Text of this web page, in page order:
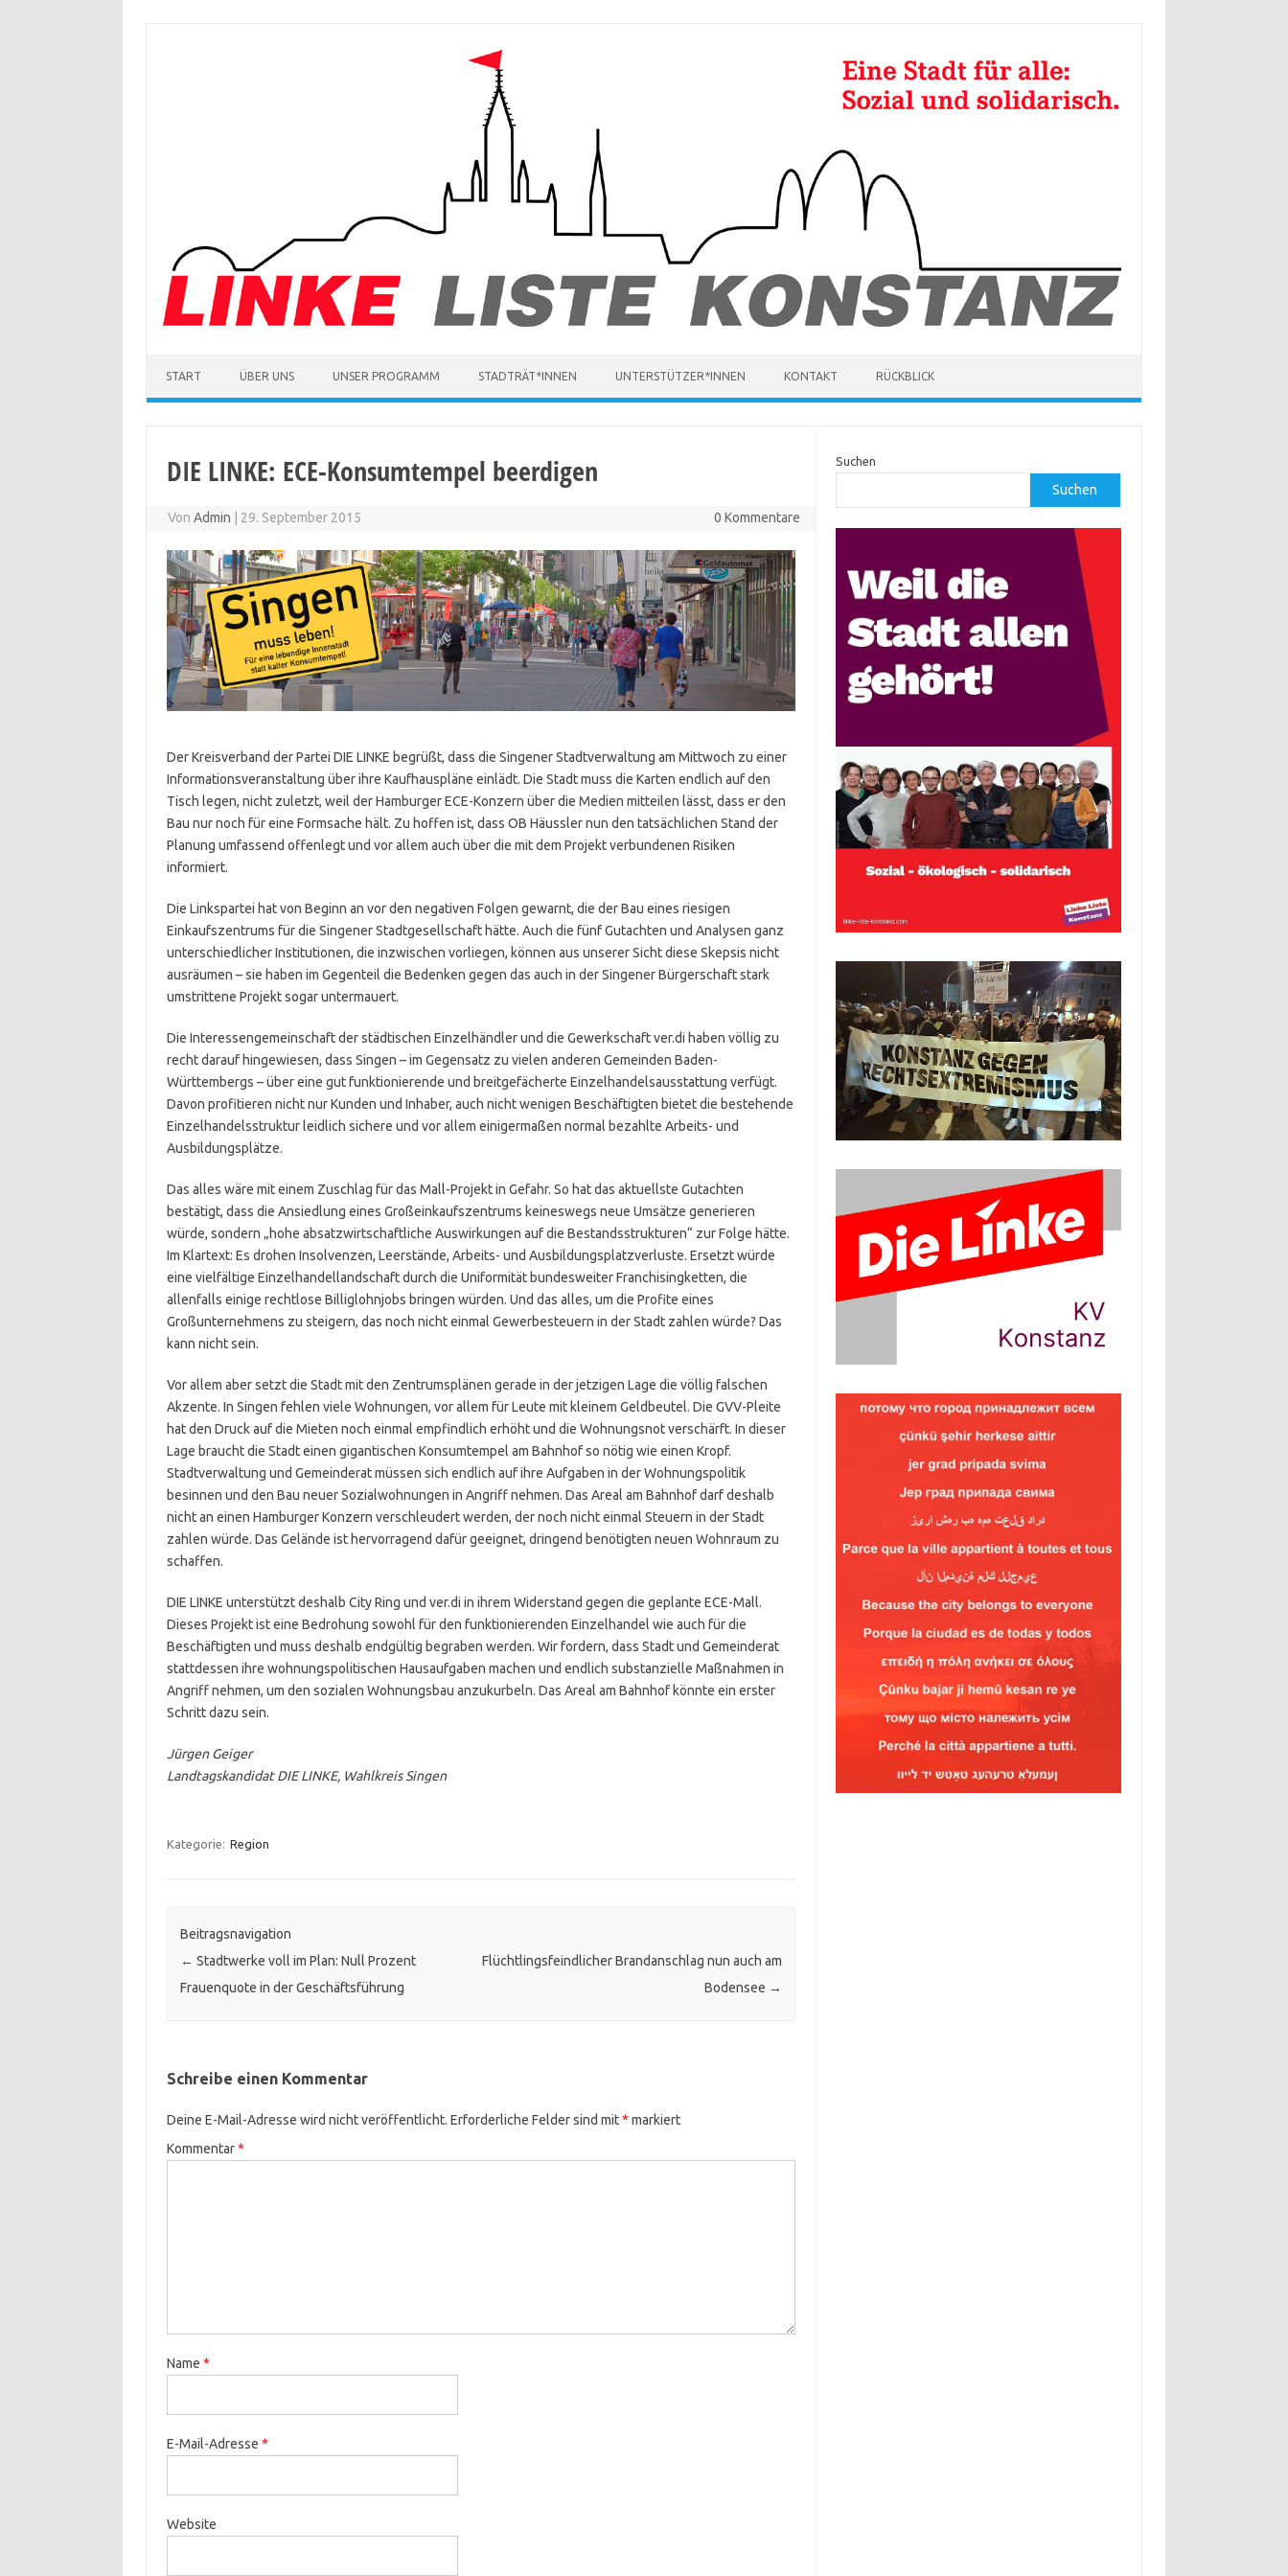
START ÜBER UNS UNSER PROGRAMM STADTRÄT*INNEN UNTERSTÜTZER*INNEN KONTAKT RÜCKBLICK
DIE LINKE: ECE-Konsumtempel beerdigen
VonAdmin 29. September 2015 0 Kommentare
Der Kreisverband der Partei DIE LINKE begrüßt, dass die Singener Stadtverwaltung am Mittwoch zu einer
Informationsveranstaltung über ihre Kaufhauspläne einlädt. Die Stadt muss die Karten endlich auf den
Tisch legen, nicht zuletzt, weil der Hamburger ECE-Konzern über die Medien mitteilen lässt, dass er den
Bau nur noch für eine Formsache hält. Zu hoffen ist, dass OB Häussler nun den tatsächlichen Stand der
Planung umfassend offenlegt und vor allem auch über die mit dem Projekt verbundenen Risiken
informiert.
Die Linkspartei hat von Beginn an vor den negativen Folgen gewarnt, die der Bau eines riesigen
Einkaufszentrums für die Singener Stadtgesellschaft hätte. Auch die fünf Gutachten und Analysen ganz
unterschiedlicher Institutionen, die inzwischen vorliegen, können aus unserer Sicht diese Skepsis nicht
ausräumen – sie haben im Gegenteil die Bedenken gegen das auch in der Singener Bürgerschaft stark
umstrittene Projekt sogar untermauert.
Die Interessengemeinschaft der städtischen Einzelhändler und die Gewerkschaft ver.di haben völlig zu
recht darauf hingewiesen, dass Singen – im Gegensatz zu vielen anderen Gemeinden Baden-
Württembergs – über eine gut funktionierende und breitgefächerte Einzelhandelsausstattung verfügt.
Davon profitieren nicht nur Kunden und Inhaber, auch nicht wenigen Beschäftigten bietet die bestehende
Einzelhandelsstruktur leidlich sichere und vor allem einigermaßen normal bezahlte Arbeits- und
Ausbildungsplätze.
Das alles wäre mit einem Zuschlag für das Mall-Projekt in Gefahr. So hat das aktuellste Gutachten
bestätigt, dass die Ansiedlung eines Großeinkaufszentrums keineswegs neue Umsätze generieren
würde, sondern „hohe absatzwirtschaftliche Auswirkungen auf die Bestandsstrukturen“ zur Folge hätte.
Im Klartext: Es drohen Insolvenzen, Leerstände, Arbeits- und Ausbildungsplatzverluste. Ersetzt würde
eine vielfältige Einzelhandellandschaft durch die Uniformität bundesweiter Franchisingketten, die
allenfalls einige rechtlose Billiglohnjobs bringen würden. Und das alles, um die Profite eines
Großunternehmens zu steigern, das noch nicht einmal Gewerbesteuern in der Stadt zahlen würde? Das
kann nicht sein.
Vor allem aber setzt die Stadt mit den Zentrumsplänen gerade in der jetzigen Lage die völlig falschen
Akzente. In Singen fehlen viele Wohnungen, vor allem für Leute mit kleinem Geldbeutel. Die GVV-Pleite
hat den Druck auf die Mieten noch einmal empfindlich erhöht und die Wohnungsnot verschärft. In dieser
Lage braucht die Stadt einen gigantischen Konsumtempel am Bahnhof so nötig wie einen Kropf.
Stadtverwaltung und Gemeinderat müssen sich endlich auf ihre Aufgaben in der Wohnungspolitik
besinnen und den Bau neuer Sozialwohnungen in Angriff nehmen. Das Areal am Bahnhof darf deshalb
nicht an einen Hamburger Konzern verschleudert werden, der noch nicht einmal Steuern in der Stadt
zahlen würde. Das Gelände ist hervorragend dafür geeignet, dringend benötigten neuen Wohnraum zu
schaffen.
DIE LINKE unterstützt deshalb City Ring und ver.di in ihrem Widerstand gegen die geplante ECE-Mall.
Dieses Projekt ist eine Bedrohung sowohl für den funktionierenden Einzelhandel wie auch für die
Beschäftigten und muss deshalb endgültig begraben werden. Wir fordern, dass Stadt und Gemeinderat
stattdessen ihre wohnungspolitischen Hausaufgaben machen und endlich substanzielle Maßnahmen in
Angriff nehmen, um den sozialen Wohnungsbau anzukurbeln. Das Areal am Bahnhof könnte ein erster
Schritt dazu sein.
Jürgen Geiger
Landtagskandidat DIE LINKE, Wahlkreis Singen
Kategorie: Region
Beitragsnavigation
← Stadtwerke voll im Plan: Null Prozent
Frauenquote in der Geschäftsführung
Flüchtlingsfeindlicher Brandanschlag nun auch am
Bodensee →
Schreibe einen Kommentar
Deine E-Mail-Adresse wird nicht veröffentlicht. Erforderliche Felder sind mit* markiert
Kommentar*
Name *
E-Mail-Adresse *
Website
Suchen
Suchen